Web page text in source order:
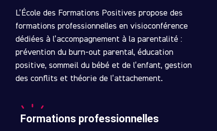
L’École des Formations Positives propose des
formations professionnelles en visioconférence
dédiées à l’accompagnement à la parentalité :
prévention du burn-out parental, éducation
positive, sommeil du bébé et de l’enfant, gestion
des conflits et théorie de l’attachement.
Formations professionnelles